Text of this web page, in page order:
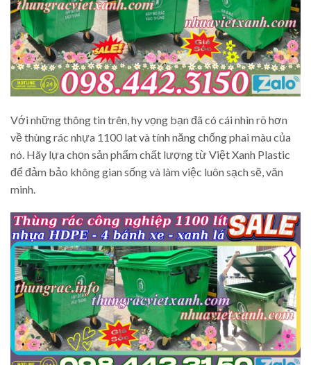
Với những thông tin trên, hy vọng bạn đã có cái nhìn rõ hơn
về thùng rác nhựa 1100 lat và tính năng chống phai màu của
nó. Hãy lựa chọn sản phẩm chất lượng từ Việt Xanh Plastic
để đảm bảo không gian sống và làm việc luôn sạch sẽ, văn
minh.